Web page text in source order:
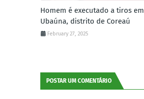
Homem é executado a tiros em
Ubaúna, distrito de Coreaú
February 27, 2025
POSTAR UM COMENTÁRIO